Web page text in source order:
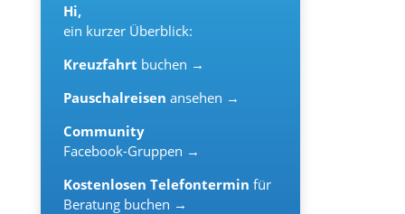
Hi,
ein kurzer Überblick:
Kreuzfahrt buchen →
Pauschalreisen ansehen →
Community
Facebook-Gruppen →
Kostenlosen Telefontermin für
Beratung buchen →